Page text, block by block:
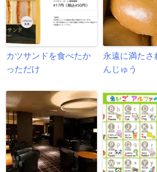
カツサンドを食べたか
っただけ
永遠に満たさ
んじゅう